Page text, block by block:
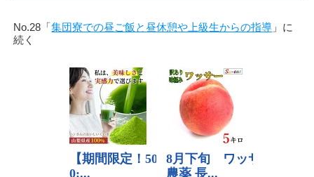
No.28「集団寮での昼ご飯と昼休憩や上級生からの指導 」に
続く